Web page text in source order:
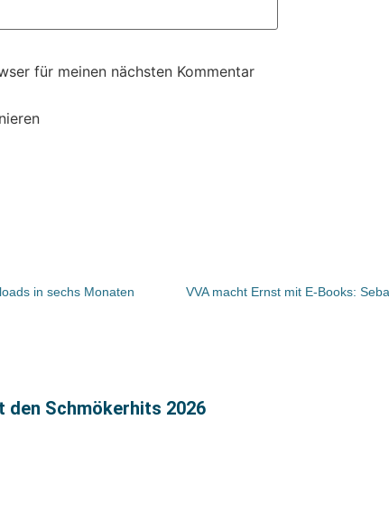
für meinen nächsten Kommentar
in sechs Monaten
den Schmökerhits 2026